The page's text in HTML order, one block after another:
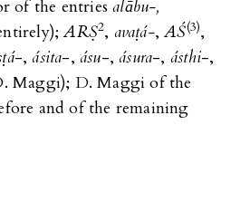
of the entries alā́bu-,
ARṢ2, avaṭá-,AŚ(3),
-, ásita-, ásu-, ásura-, ásthi-,
Maggi); D. Maggi of the
and of the remaining